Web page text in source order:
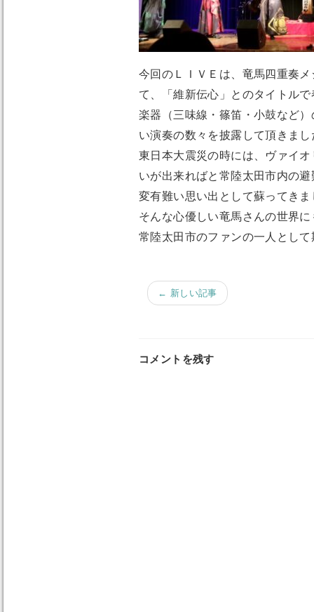
今回のＬＩＶＥは、竜馬四重奏
て、「維新伝心」とのタイトル
楽器（三味線・篠笛・小鼓など
い演奏の数々を披露して頂きまし
東日本大震災の時には、ヴァイ
いが出来ればと常陸太田市内の
変有難い思い出として蘇ってきま
そんな心優しい竜馬さんの世界
常陸太田市のファンの一人とし
← 新しい記事
コメントを残す